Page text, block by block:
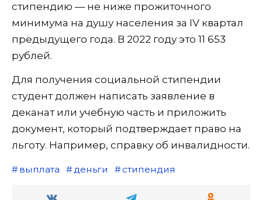
стипендию — не ниже прожиточного
минимума на душу населения за IV квартал
предыдущего года. В 2022 году это 11 653
рублей.
Для получения социальной стипендии
студент должен написать заявление в
деканат или учебную часть и приложить
документ, который подтверждает право на
льготу. Например, справку об инвалидности.
выплата деньги стипендия